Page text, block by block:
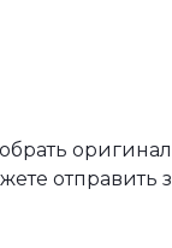
отправить